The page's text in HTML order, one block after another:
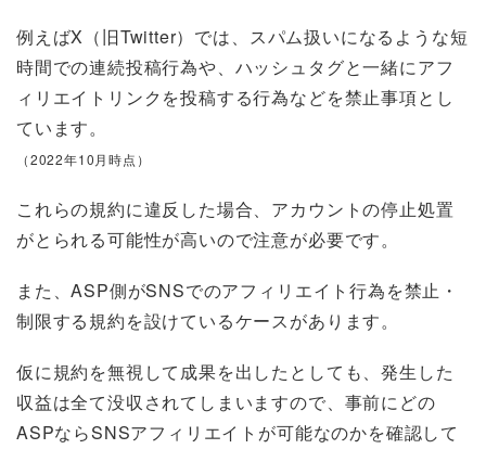
例えばX（旧Twitter）では、スパム扱いになるような短
時間での連続投稿行為や、ハッシュタグと一緒にアフ
ィリエイトリンクを投稿する行為などを禁止事項とし
ています。
（2022年10月時点）
これらの規約に違反した場合、アカウントの停止処置
がとられる可能性が高いので注意が必要です。
また、ASP側がSNSでのアフィリエイト行為を禁止・
制限する規約を設けているケースがあります。
仮に規約を無視して成果を出したとしても、発生した
収益は全て没収されてしまいますので、事前にどの
ASPならSNSアフィリエイトが可能なのかを確認して